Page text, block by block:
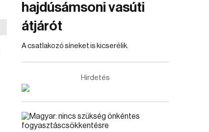
hajdúsámsoni vasúti
átjárót
A csatlakozó síneket is kicserélik.
Hirdetés